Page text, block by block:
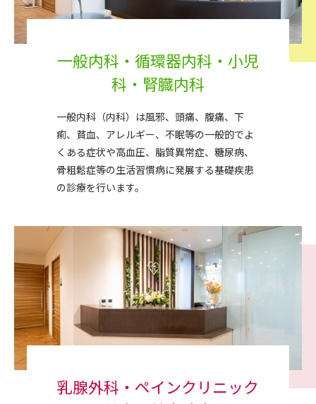
一般内科・循環器内科・小児
科・腎臓内科
一般内科（内科）は風邪、頭痛、腹痛、下
痢、貧血、アレルギー、不眠等の一般的でよ
くある症状や高血圧、脂質異常症、糖尿病、
骨粗鬆症等の生活習慣病に発展する基礎疾患
の診療を行います。
乳腺外科・ペインクリニック